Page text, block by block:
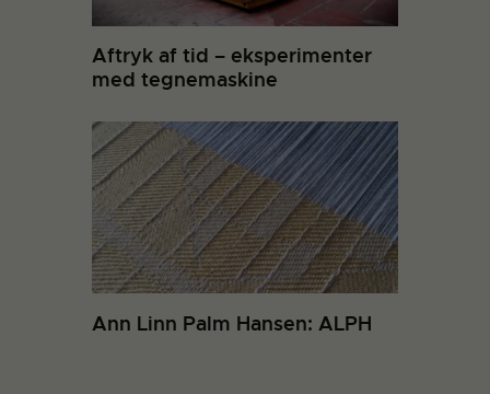
Aftryk af tid – eksperimenter
med tegnemaskine
Ann Linn Palm Hansen: ALPH